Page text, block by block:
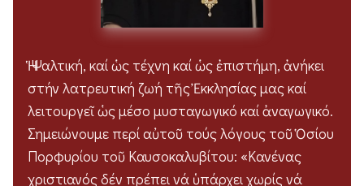
Ἡ Ψαλτική, καί ὡς τέχνη καί ὡς ἐπιστήμη, ἀνήκει
στήν λατρευτική ζωή τῆς Ἐκκλησίας μας καί
λειτουργεῖ ὡς μέσο μυσταγωγικό καί ἀναγωγικό.
Σημειώνουμε περί αὐτοῦ τούς λόγους τοῦ Ὁσίου
Πορφυρίου τοῦ Καυσοκαλυβίτου: «Κανένας
χριστιανός δέν πρέπει νά ὑπάρχει χωρίς νά